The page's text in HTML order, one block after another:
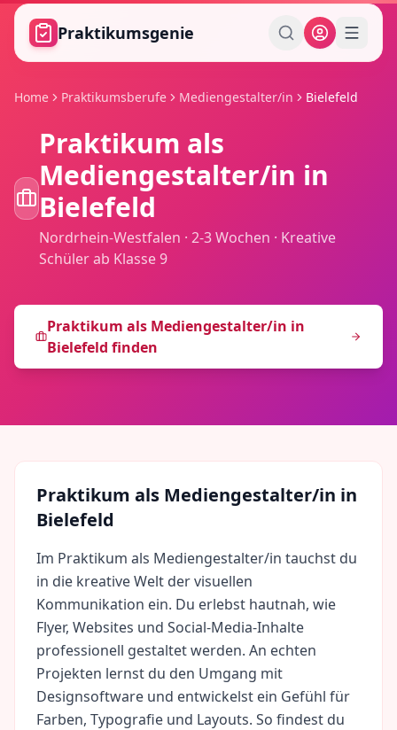
Zum Hauptinhalt springen
Praktikumsgenie
Home Praktikumsberufe Mediengestalter/in Bielefeld
Praktikum als
Mediengestalter/in in
Bielefeld
Nordrhein-Westfalen ·2-3 Wochen · Kreative
Schüler ab Klasse 9
Praktikum als Mediengestalter/in in
Bielefeld finden
Praktikum als Mediengestalter/in in
Bielefeld
Im Praktikum als Mediengestalter/in tauchst du
in die kreative Welt der visuellen
Kommunikation ein. Du erlebst hautnah, wie
Flyer, Websites und Social-Media-Inhalte
professionell gestaltet werden. An echten
Projekten lernst du den Umgang mit
Designsoftware und entwickelst ein Gefühl für
Farben, Typografie und Layouts. So findest du